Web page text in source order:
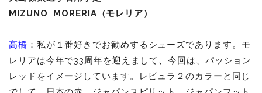
MIZUNO MORERIA（モレリア）
高橋 ：私が１番好きでお勧めするシューズであります。モ
レリアは今年で33周年を迎えまして、今回は、パッション
レッドをイメージしています。レビュラ２のカラーと同じ